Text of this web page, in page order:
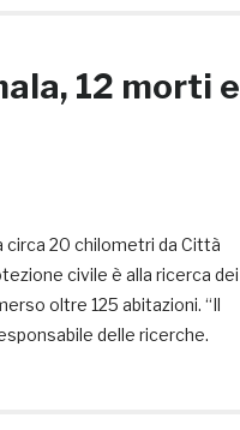
12 morti e
circa 20 chilometri da Città
civile è alla ricerca dei
oltre 125 abitazioni. “Il
delle ricerche.